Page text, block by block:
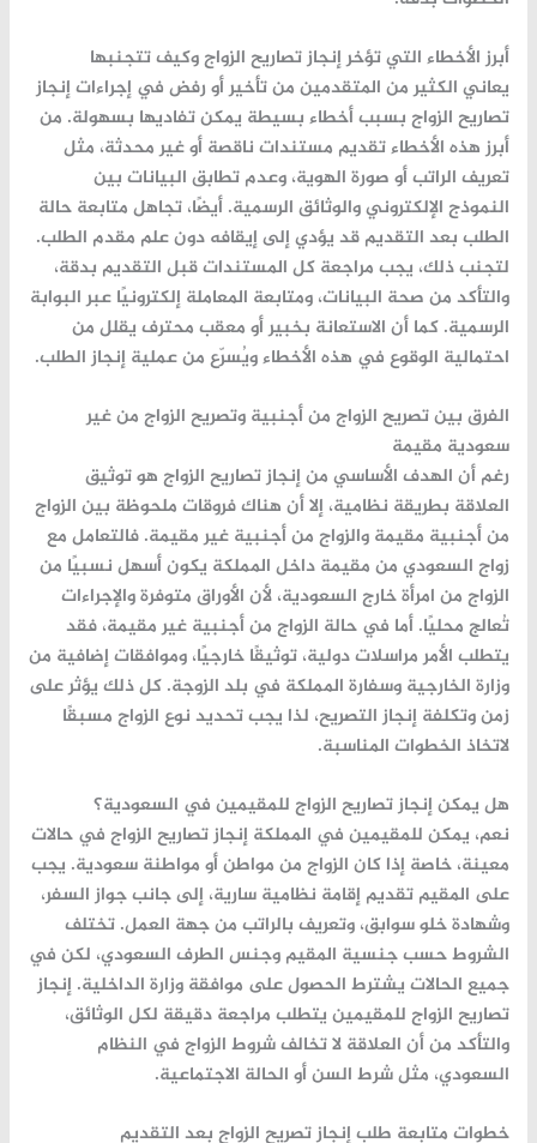
أبرز الأخطاء التي تؤخر إنجاز تصاريح الزواج وكيف تتجنبها
يعاني الكثير من المتقدمين من تأخير أو رفض في إجراءاتإنجاز
تصاريح الزواج بسبب أخطاء بسيطة يمكن تفاديها بسهولة. من
أبرز هذه الأخطاء تقديم مستندات ناقصة أو غير محدثة، مثل
تعريف الراتب أو صورة الهوية، وعدم تطابق البيانات بين
النموذج الإلكتروني والوثائق الرسمية. أيضًا، تجاهل متابعة حالة
الطلب بعد التقديم قد يؤدي إلى إيقافه دون علم مقدم الطلب.
لتجنب ذلك، يجب مراجعة كل المستندات قبل التقديم بدقة،
والتأكد من صحة البيانات، ومتابعة المعاملة إلكترونيًا عبر البوابة
الرسمية. كما أن الاستعانة بخبير أو معقب محترف يقلل من
احتمالية الوقوع في هذه الأخطاء ويُسرّع من عملية إنجاز الطلب.
الفرق بين تصريح الزواج من أجنبية وتصريح الزواج من غير
سعودية مقيمة
رغم أن الهدف الأساسي منإنجاز تصاريح الزواج هو توثيق
العلاقة بطريقة نظامية، إلا أن هناك فروقات ملحوظة بين الزواج
من أجنبية مقيمة والزواج من أجنبية غير مقيمة. فالتعامل مع
زواج السعودي من مقيمة داخل المملكة يكون أسهل نسبيًا من
الزواج من امرأة خارج السعودية، لأن الأوراق متوفرة والإجراءات
تُعالج محليًا. أما في حالة الزواج من أجنبية غير مقيمة، فقد
يتطلب الأمر مراسلات دولية، توثيقًا خارجيًا، وموافقات إضافية من
وزارة الخارجية وسفارة المملكة في بلد الزوجة. كل ذلك يؤثر على
زمن وتكلفة إنجاز التصريح، لذا يجب تحديد نوع الزواج مسبقًا
لاتخاذ الخطوات المناسبة.
هل يمكن إنجاز تصاريح الزواج للمقيمين في السعودية؟
نعم، يمكن للمقيمين في المملكة إنجاز تصاريح الزواج في حالات
معينة، خاصة إذا كان الزواج من مواطن أو مواطنة سعودية. يجب
على المقيم تقديم إقامة نظامية سارية، إلى جانب جواز السفر،
وشهادة خلو سوابق، وتعريف بالراتب من جهة العمل. تختلف
الشروط حسب جنسية المقيم وجنس الطرف السعودي، لكن في
جميع الحالات يشترط الحصول على موافقة وزارة الداخلية. إنجاز
تصاريح الزواج للمقيمين يتطلب مراجعة دقيقة لكل الوثائق،
والتأكد من أن العلاقة لا تخالف شروط الزواج في النظام
السعودي، مثل شرط السن أو الحالة الاجتماعية.
خطوات متابعة طلب إنجاز تصريح الزواج بعد التقديم